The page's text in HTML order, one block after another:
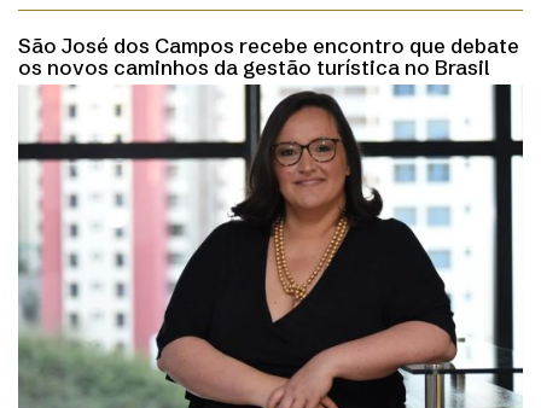
São José dos Campos recebe encontro que debate
os novos caminhos da gestão turística no Brasil